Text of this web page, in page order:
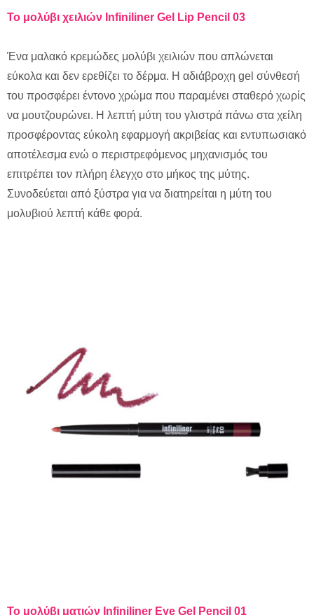
Το μολύβι χειλιών Infiniliner Gel Lip Pencil 03
Ένα μαλακό κρεμώδες μολύβι χειλιών που απλώνεται
εύκολα και δεν ερεθίζει το δέρμα. Η αδιάβροχη gel σύνθεσή
του προσφέρει έντονο χρώμα που παραμένει σταθερό χωρίς
να μουτζουρώνει. Η λεπτή μύτη του γλιστρά πάνω στα χείλη
προσφέροντας εύκολη εφαρμογή ακριβείας και εντυπωσιακό
αποτέλεσμα ενώ ο περιστρεφόμενος μηχανισμός του
επιτρέπει τον πλήρη έλεγχο στο μήκος της μύτης.
Συνοδεύεται από ξύστρα για να διατηρείται η μύτη του
μολυβιού λεπτή κάθε φορά.
Το μολύβι ματιών Infiniliner Eye Gel Pencil 01